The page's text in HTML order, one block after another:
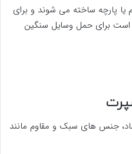
یا پارچه ساخته می شوند و برای
برای حمل وسایل سنگین
جنس های سبک و مقاوم مانند